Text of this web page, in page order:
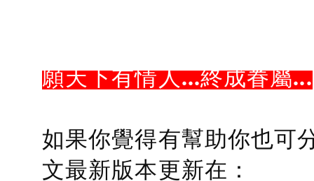
願天下有情人...終成眷屬...
如果你覺得有幫助你也可
文最新版本更新在：